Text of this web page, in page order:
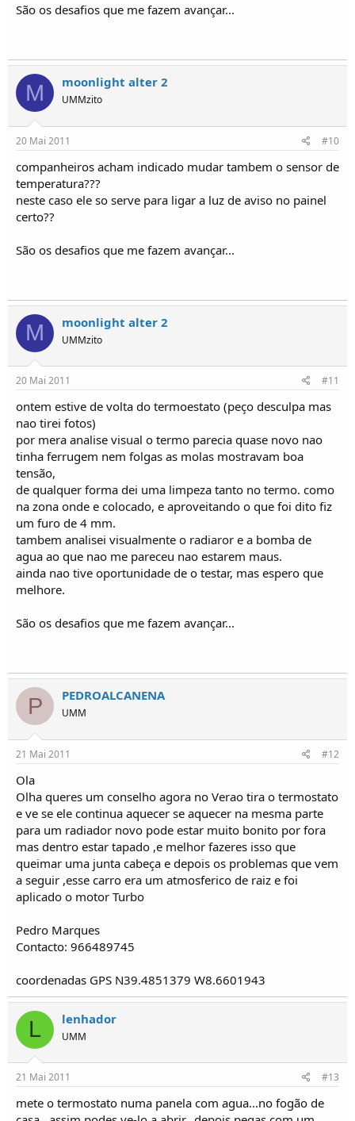
São os desafios que me fazem avançar...
M moonlight alter 2
UMMzito
20 Mai 2011 #10
companheiros acham indicado mudar tambem o sensor de
temperatura???
neste caso ele so serve para ligar a luz de aviso no painel
certo??
São os desafios que me fazem avançar...
M moonlight alter 2
UMMzito
20 Mai 2011 #11
ontem estive de volta do termoestato (peço desculpa mas
nao tirei fotos)
por mera analise visual o termo parecia quase novo nao
tinha ferrugem nem folgas as molas mostravam boa
tensão,
de qualquer forma dei uma limpeza tanto no termo. como
na zona onde e colocado, e aproveitando o que foi dito fiz
um furo de 4 mm.
tambem analisei visualmente o radiaror e a bomba de
agua ao que nao me pareceu nao estarem maus.
ainda nao tive oportunidade de o testar, mas espero que
melhore.
São os desafios que me fazem avançar...
P PEDROALCANENA
UMM
21 Mai 2011 #12
Ola
Olha queres um conselho agora no Verao tira o termostato
e ve se ele continua aquecer se aquecer na mesma parte
para um radiador novo pode estar muito bonito por fora
mas dentro estar tapado ,e melhor fazeres isso que
queimar uma junta cabeça e depois os problemas que vem
a seguir ,esse carro era um atmosferico de raiz e foi
aplicado o motor Turbo
Pedro Marques
Contacto: 966489745
coordenadas GPS N39.4851379 W8.6601943
L lenhador
UMM
21 Mai 2011 #13
mete o termostato numa panela com agua...no fogão de